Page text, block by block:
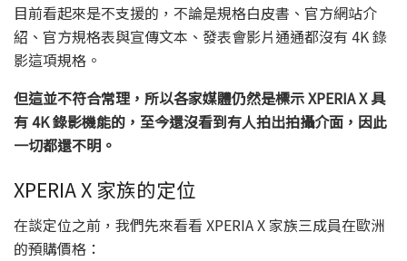
目前看起來是不支援的，不論是規格白皮書、官方網站介
紹、官方規格表與宣傳文本、發表會影片通通都沒有 4K 錄
影這項規格。
但這並不符合常理，所以各家媒體仍然是標示 XPERIA X 具
有 4K 錄影機能的，至今還沒看到有人拍出拍攝介面，因此
一切都還不明。
XPERIA X 家族的定位
在談定位之前，我們先來看看 XPERIA X 家族三成員在歐洲
的預購價格：